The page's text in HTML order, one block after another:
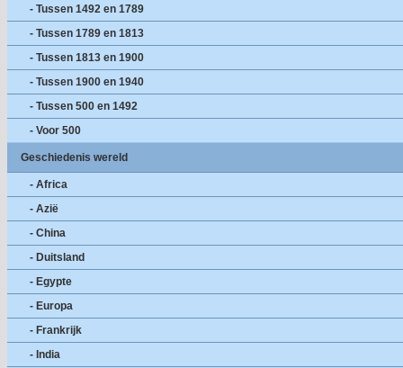
- Tussen 1492 en 1789
- Tussen 1789 en 1813
- Tussen 1813 en 1900
- Tussen 1900 en 1940
- Tussen 500 en 1492
- Voor 500
Geschiedenis wereld
- Africa
- Azië
- China
- Duitsland
- Egypte
- Europa
- Frankrijk
- India